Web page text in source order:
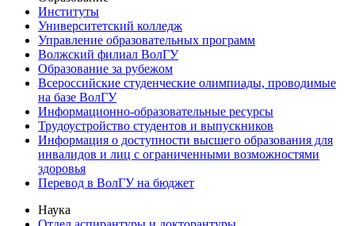
Институты
Университетский колледж
Управление образовательных программ
Волжский филиал ВолГУ
Образование за рубежом
Всероссийские студенческие олимпиады, проводимые
на базе ВолГУ
Информационно-образовательные ресурсы
Трудоустройство студентов и выпускников
Информация о доступности высшего образования для
инвалидов и лиц с ограниченными возможностями
здоровья
Перевод в ВолГУ на бюджет
Наука